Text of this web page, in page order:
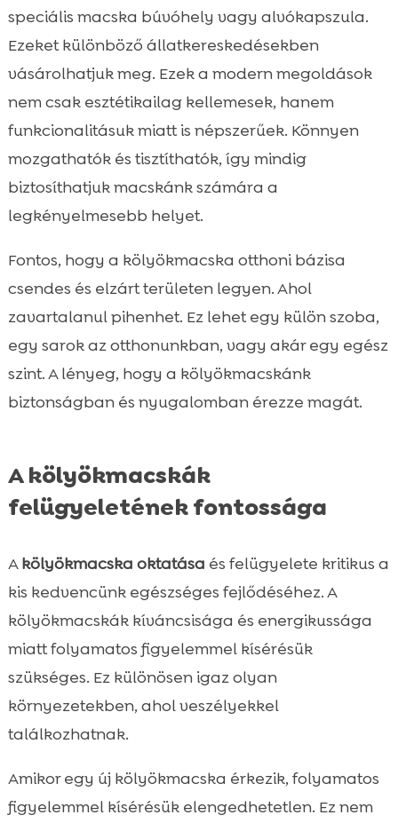
speciális macska búvóhely vagy alvókapszula.
Ezeket különböző állatkereskedésekben
vásárolhatjuk meg. Ezek a modern megoldások
nem csak esztétikailag kellemesek, hanem
funkcionalitásuk miatt is népszerűek. Könnyen
mozgathatók és tisztíthatók, így mindig
biztosíthatjuk macskánk számára a
legkényelmesebb helyet.
Fontos, hogy a kölyökmacska otthoni bázisa
csendes és elzárt területen legyen. Ahol
zavartalanul pihenhet. Ez lehet egy külön szoba,
egy sarok az otthonunkban, vagy akár egy egész
szint. A lényeg, hogy a kölyökmacskánk
biztonságban és nyugalomban érezze magát.
A kölyökmacskák
felügyeletének fontossága
Akölyökmacska oktatása és felügyelete kritikus a
kis kedvencünk egészséges fejlődéséhez. A
kölyökmacskák kíváncsisága és energikussága
miatt folyamatos figyelemmel kísérésük
szükséges. Ez különösen igaz olyan
környezetekben, ahol veszélyekkel
találkozhatnak.
Amikor egy új kölyökmacska érkezik, folyamatos
figyelemmel kísérésük elengedhetetlen. Ez nem